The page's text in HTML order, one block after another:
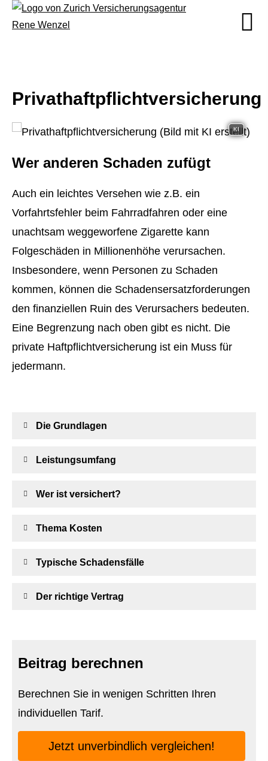
Privathaftpflichtversicherung
KI
Wer anderen Schaden zufügt
Auch ein leichtes Versehen wie z.B. ein
Vorfahrtsfehler beim Fahrradfahren oder eine
unachtsam weggeworfene Zigarette kann
Folgeschäden in Millionenhöhe verursachen.
Insbesondere, wenn Per­sonen zu Schaden
kommen, können die Schadensersatzforderungen
den finanziellen Ruin des Verursachers bedeuten.
Eine Begrenzung nach oben gibt es nicht. Die
private Haft­pflichtversicherung ist ein Muss für
jedermann.
Die Grundlagen
Leistungsumfang
Wer ist versichert?
Thema Kosten
Typische Schadensfälle
Der richtige Vertrag
Beitrag berechnen
Berechnen Sie in wenigen Schritten Ihren
individuellen Tarif.
Jetzt unverbindlich ver­gleichen!